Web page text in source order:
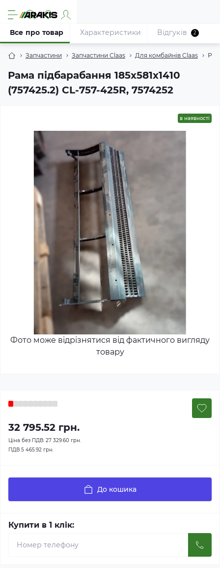
Запчастини Запчастини Claas Для комбайнів Claas
Рама підбарабання 185x581x1410
(757425.2) CL-757-425R, 7574252
Все про товар Характеристики Відгуків 2
в наявності
Фото може відрізнятися від фактичного вигляду
товару
32 795.52 грн.
Ціна без ПДВ: 27 329.60 грн.
ПДВ 5 465.92 грн.
До кошика
Купити в 1 клік: